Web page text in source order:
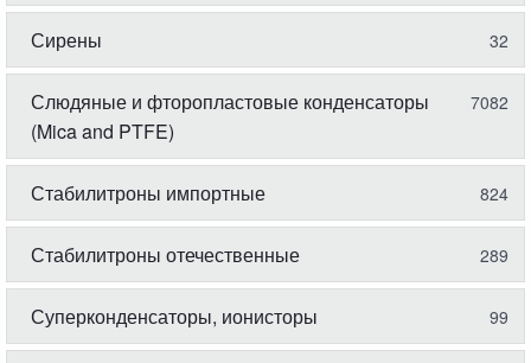
Сирены 32
Слюдяные и фторопластовые конденсаторы
(Mica and PTFE)
7082
Стабилитроны импортные 824
Стабилитроны отечественные 289
Суперконденсаторы, ионисторы 99